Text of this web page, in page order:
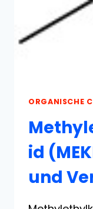
ORGANISCHE
id
und